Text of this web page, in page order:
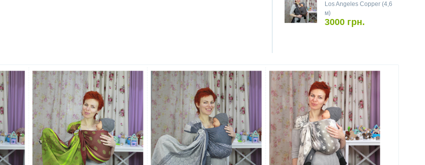
Los Angeles Copper (4,6
м)
3000 грн.